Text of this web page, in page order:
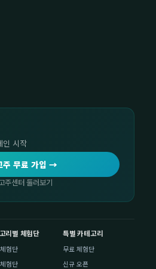
인 시작
주 무료 가입 →
주센터 둘러보기
리별 체험단
험단
험단
특별 카테고리
무료 체험단
신규 오픈